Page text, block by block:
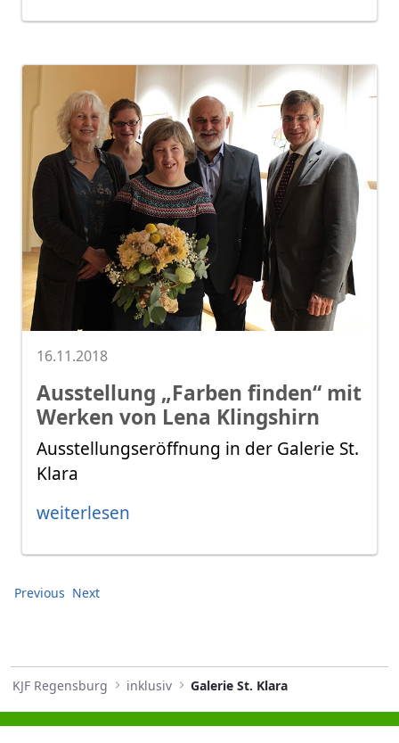
16.11.2018
Ausstellung „Farben finden“ mit
Werken von Lena Klingshirn
Ausstellungseröffnung in der Galerie St.
Klara
weiterlesen
Previous Next
KJF Regensburg inklusiv Galerie St. Klara